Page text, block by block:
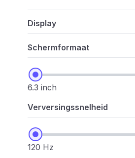
Display
Schermformaat
6.3 inch
Verversingssnelheid
120 Hz